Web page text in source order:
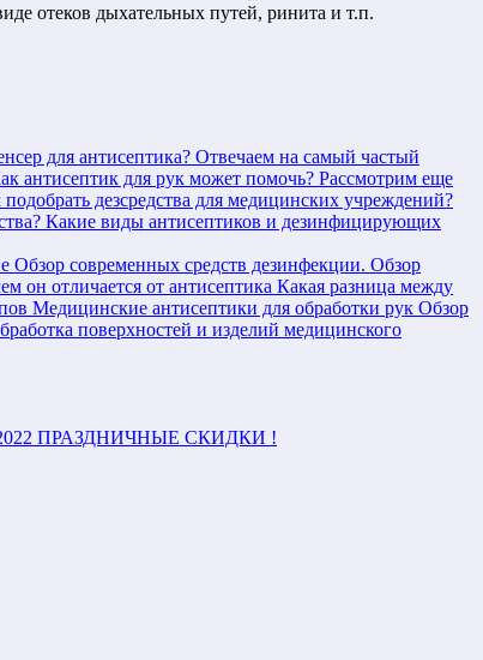
отеков дыхательных путей, ринита и т.п.
для антисептика? Отвечаем на самый частый
антисептик для рук может помочь? Рассмотрим еще
дезсредства для медицинских учреждений?
Какие виды антисептиков и дезинфицирующих
Обзор современных средств дезинфекции. Обзор
он отличается от антисептика Какая разница между
Медицинские антисептики для обработки рук Обзор
поверхностей и изделий медицинского
ПРАЗДНИЧНЫЕ СКИДКИ !